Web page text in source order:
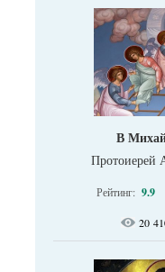
В
Протоиерей
Рейтинг: 9.9
20